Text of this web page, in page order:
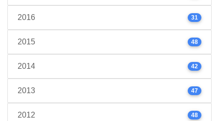
2016 31
2015 48
2014 42
2013 47
2012 48